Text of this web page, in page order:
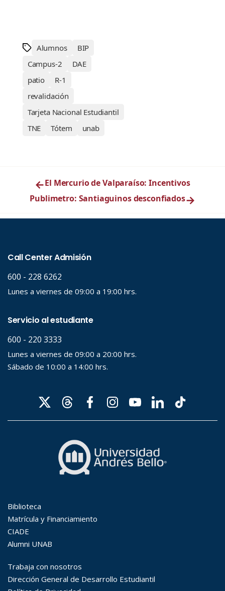
Alumnos
BIP
Campus-2
DAE
patio
R-1
revalidación
Tarjeta Nacional Estudiantil
TNE
Tótem unab
←El Mercurio de Valparaíso: Incentivos
Publimetro: Santiaguinos desconfiados→